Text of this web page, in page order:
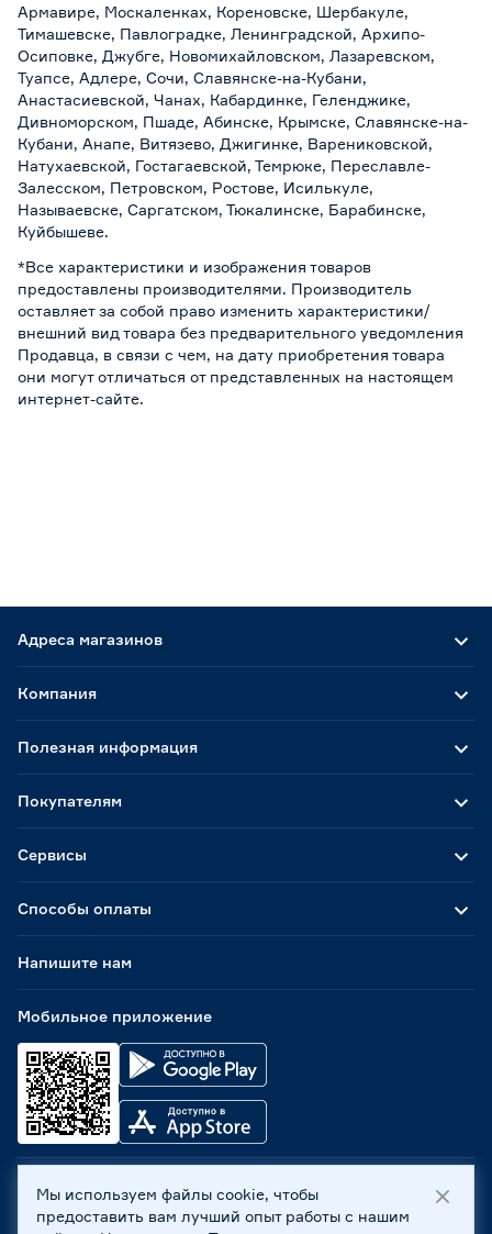
Армавире, Москаленках, Кореновске, Шербакуле,
Тимашевске, Павлоградке, Ленинградской, Архипо-
Осиповке, Джубге, Новомихайловском, Лазаревском,
Туапсе, Адлере, Сочи, Славянске-на-Кубани,
Анастасиевской, Чанах, Кабардинке, Геленджике,
Дивноморском, Пшаде, Абинске, Крымске, Славянске-на-
Кубани, Анапе, Витязево, Джигинке, Варениковской,
Натухаевской, Гостагаевской, Темрюке, Переславле-
Залесском, Петровском, Ростове, Исилькуле,
Называевске, Саргатском, Тюкалинске, Барабинске,
Куйбышеве.
*Все характеристики и изображения товаров
предоставлены производителями. Производитель
оставляет за собой право изменить характеристики/
внешний вид товара без предварительного уведомления
Продавца, в связи с чем, на дату приобретения товара
они могут отличаться от представленных на настоящем
интернет-сайте.
Адреса магазинов
Способы оплаты
Мобильное приложение
Компания
Полезная информация
Покупателям
Сервисы
Напишите нам
ООО «Бауцентр Рус» 2004 -2026, 236029, г. Калининград,
ул. А.Невского, 205. ИНН 7702596813, КПП 390601001 ©
Мы используем файлы cookie, чтобы
предоставить вам лучший опыт работы с нашим